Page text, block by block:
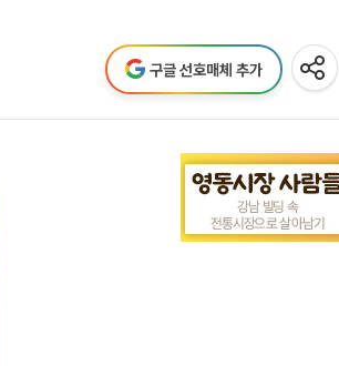
구글 선호매체 추가